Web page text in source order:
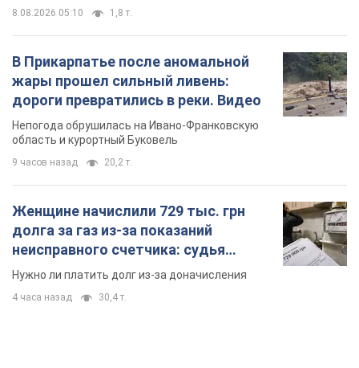
8.08.2026 05:10 1,8 т.
В Прикарпатье после аномальной
жары прошел сильный ливень:
дороги превратились в реки. Видео
Непогода обрушилась на Ивано-Франковскую
область и курортный Буковель
9 часов назад 20,2 т.
Женщине начислили 729 тыс. грн
долга за газ из-за показаний
неисправного счетчика: судья
вынес неожиданное решение
Нужно ли платить долг из-за доначисления
4 часа назад 30,4 т.